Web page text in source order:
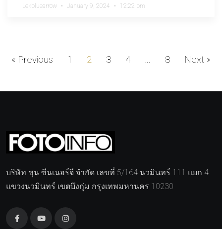
Lekbluearrow January 9, 2024 12:22 pm
« Previous 1 2 3 4 8 Next »
บริษัท ชุน ซีนเนอร์จี จำกัด เลขที่ 5/164 นวมินทร์ 111 แยก 4
แขวงนวมินทร์ เขตบึงกุ่ม กรุงเทพมหานคร 10230